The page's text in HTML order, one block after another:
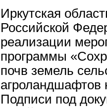
Иркутская
Российской
реализации
программы
почв земель
агроландшафтов
Подписи под